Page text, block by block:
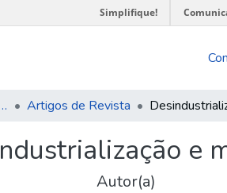
Simplifique!
de Publicação Artigos de Revista
e
Autor(a)